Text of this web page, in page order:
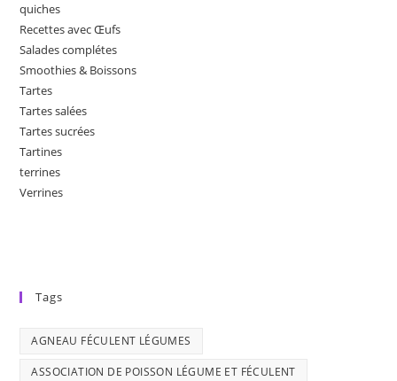
quiches
Recettes avec Œufs
Salades complétes
Smoothies & Boissons
Tartes
Tartes salées
Tartes sucrées
Tartines
terrines
Verrines
Tags
AGNEAU FÉCULENT LÉGUMES
ASSOCIATION DE POISSON LÉGUME ET FÉCULENT